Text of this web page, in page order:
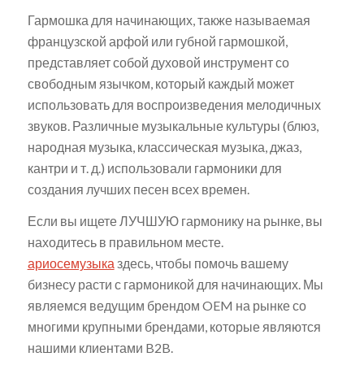
Гармошка для начинающих, также называемая
французской арфой или губной гармошкой,
представляет собой духовой инструмент со
свободным язычком, который каждый может
использовать для воспроизведения мелодичных
звуков. Различные музыкальные культуры (блюз,
народная музыка, классическая музыка, джаз,
кантри и т. д.) использовали гармоники для
создания лучших песен всех времен.
Если вы ищете ЛУЧШУЮ гармонику на рынке, вы
находитесь в правильном месте.
ариосемузыка здесь, чтобы помочь вашему
бизнесу расти с гармоникой для начинающих. Мы
являемся ведущим брендом OEM на рынке со
многими крупными брендами, которые являются
нашими клиентами B2B.